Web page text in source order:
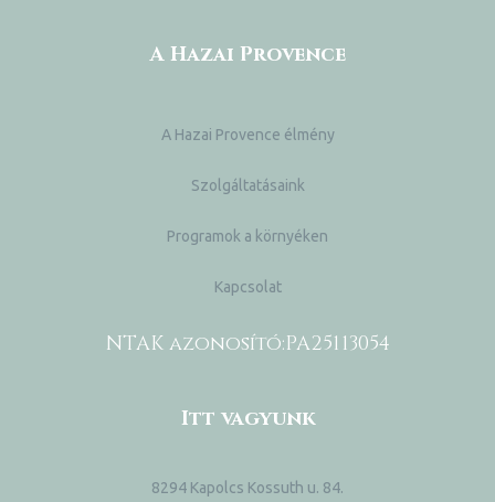
A Hazai Provence
A Hazai Provence élmény
Szolgáltatásaink
Programok a környéken
Kapcsolat
NTAK azonosító:PA25113054
Itt vagyunk
8294 Kapolcs Kossuth u. 84.